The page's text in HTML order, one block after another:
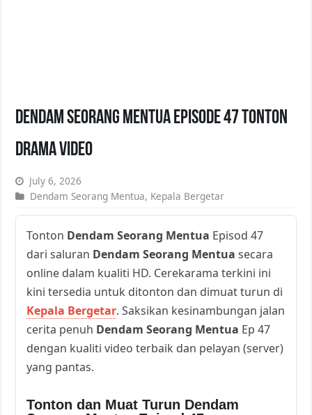
Dendam Seorang Mentua Episode 47 Tonton
Drama Video
July 6, 2026
Dendam Seorang Mentua, Kepala Bergetar
Tonton Dendam Seorang Mentua Episod 47
dari saluran Dendam Seorang Mentua secara
online dalam kualiti HD. Cerekarama terkini ini
kini tersedia untuk ditonton dan dimuat turun di
Kepala Bergetar. Saksikan kesinambungan jalan
cerita penuh Dendam Seorang Mentua Ep 47
dengan kualiti video terbaik dan pelayan (server)
yang pantas.
Tonton dan Muat Turun Dendam